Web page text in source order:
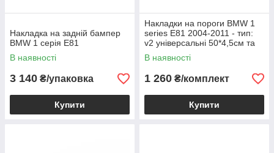
Накладка на задній бампер
BMW 1 серія E81
В наявності
3 140 ₴/упаковка
Купити
Накладки на пороги BMW 1
series E81 2004-2011 - тип:
v2 універсальні 50*4,5см та
21*4,5см
В наявності
1 260 ₴/комплект
Купити